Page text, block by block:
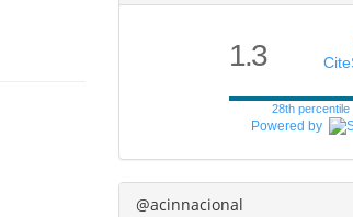
1.3
28th percentile
Powered by
@acinnacional